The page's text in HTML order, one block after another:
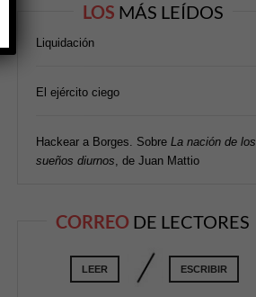
LOS MÁS LEÍDOS
Liquidación
El ejército ciego
Hackear a Borges. Sobre La nación de los
sueños diurnos , de Juan Mattio
CORREO DE LECTORES
LEER ESCRIBIR